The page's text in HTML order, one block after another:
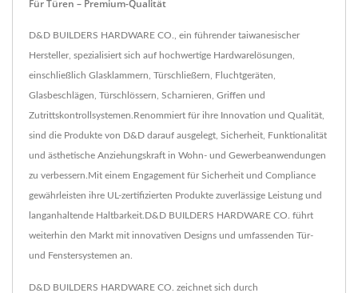
Für Türen – Premium-Qualität
D&D BUILDERS HARDWARE CO., ein führender taiwanesischer
Hersteller, spezialisiert sich auf hochwertige Hardwarelösungen,
einschließlich Glasklammern, Türschließern, Fluchtgeräten,
Glasbeschlägen, Türschlössern, Scharnieren, Griffen und
Zutrittskontrollsystemen.Renommiert für ihre Innovation und Qualität,
sind die Produkte von D&D darauf ausgelegt, Sicherheit, Funktionalität
und ästhetische Anziehungskraft in Wohn- und Gewerbeanwendungen
zu verbessern.Mit einem Engagement für Sicherheit und Compliance
gewährleisten ihre UL-zertifizierten Produkte zuverlässige Leistung und
langanhaltende Haltbarkeit.D&D BUILDERS HARDWARE CO. führt
weiterhin den Markt mit innovativen Designs und umfassenden Tür-
und Fenstersystemen an.
D&D BUILDERS HARDWARE CO. zeichnet sich durch